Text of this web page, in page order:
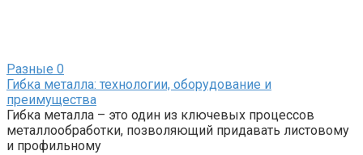
Разные 0
Гибка металла: технологии, оборудование и
преимущества
Гибка металла – это один из ключевых процессов
металлообработки, позволяющий придавать листовому
и профильному